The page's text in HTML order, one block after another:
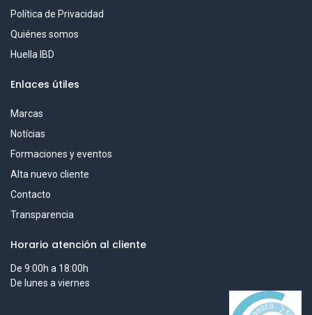
Política de Privacidad
Quiénes somos
Huella IBD
Enlaces útiles
Marcas
Notícias
Formaciones y eventos
Alta nuevo cliente
Contacto
Transparencia
Horario atención al cliente
De 9:00h a 18:00h
De lunes a viernes